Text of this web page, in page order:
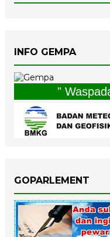
INFO GEMPA
" Waspada!
GOPARLEMENT